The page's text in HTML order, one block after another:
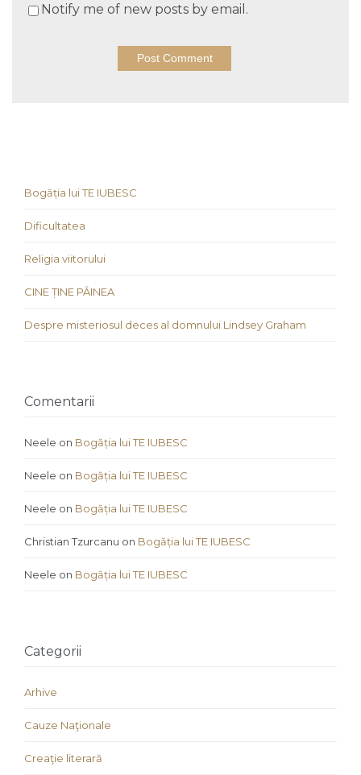
Notify me of new posts by email.
Bogăția lui TE IUBESC
Dificultatea
Religia viitorului
CINE ȚINE PÂINEA
Despre misteriosul deces al domnului Lindsey Graham
Comentarii
Neele on Bogăția lui TE IUBESC
Neele on Bogăția lui TE IUBESC
Neele on Bogăția lui TE IUBESC
Christian Tzurcanu on Bogăția lui TE IUBESC
Neele on Bogăția lui TE IUBESC
Categorii
Arhive
Cauze Naţionale
Creaţie literară